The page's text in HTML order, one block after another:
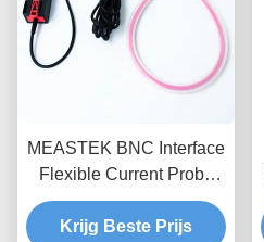
MEASTEK BNC Interface
Flexible Current Probe
LCTB-serie Aanpasbare
Flexible Rogowski Coil
Krijg Beste Prijs